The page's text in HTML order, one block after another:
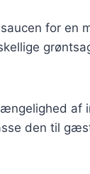
for en
af
den til